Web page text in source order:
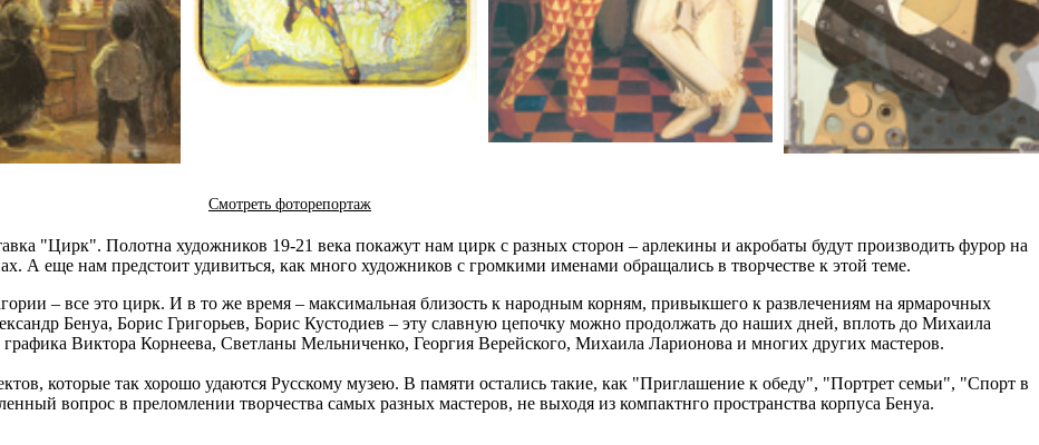
Смотреть фоторепортаж
"Цирк". Полотна художников 19-21 века покажут нам цирк с разных сторон – арлекины и акробаты будут производить фурор на
А еще нам предстоит удивиться, как много художников с громкими именами обращались в творчестве к этой теме.
– все это цирк. И в то же время – максимальная близость к народным корням, привыкшего к развлечениям на ярмарочных
Бенуа, Борис Григорьев, Борис Кустодиев – эту славную цепочку можно продолжать до наших дней, вплоть до Михаила
Виктора Корнеева, Светланы Мельниченко, Георгия Верейского, Михаила Ларионова и многих других мастеров.
которые так хорошо удаются Русскому музею. В памяти остались такие, как "Приглашение к обеду", "Портрет семьи", "Спорт в
вопрос в преломлении творчества самых разных мастеров, не выходя из компактнго пространства корпуса Бенуа.